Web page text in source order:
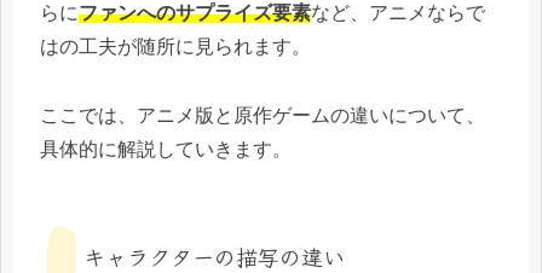
らにファンへのサプライズ要素など、アニメならで
はの工夫が随所に見られます。
ここでは、アニメ版と原作ゲームの違いについて、
具体的に解説していきます。
キャラクターの描写の違い